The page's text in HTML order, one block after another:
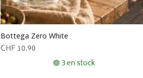
Bottega Zero White
CHF 10.90
🟢 3 en stock